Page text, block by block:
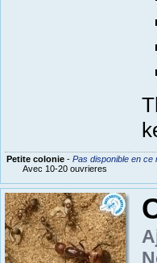
Petite colonie- Pas disponible en ce
Avec 10-20 ouvrieres